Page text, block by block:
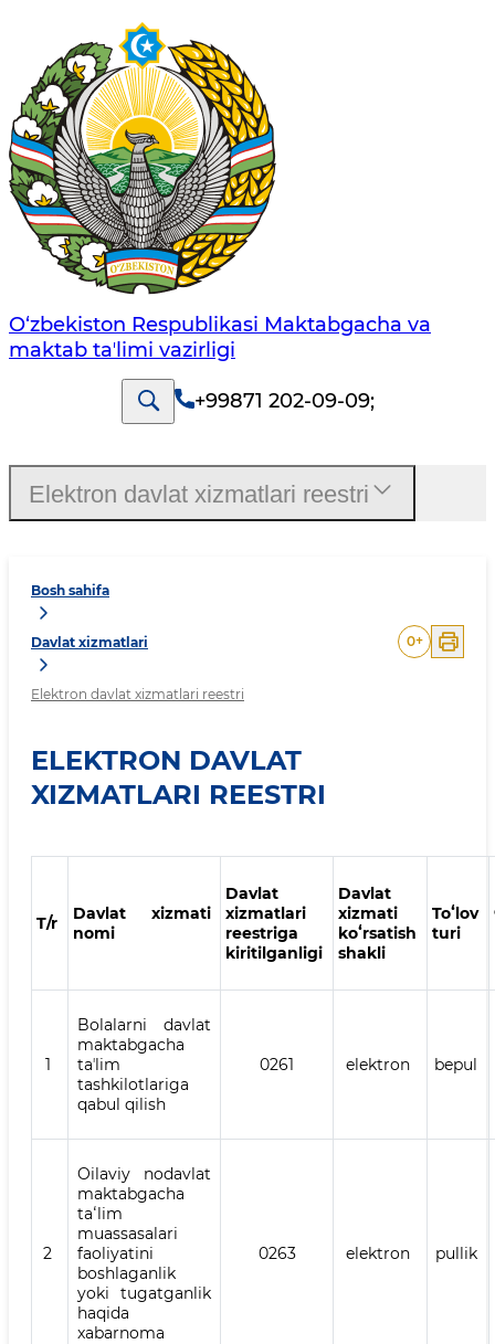
O‘zbekiston Respublikasi Maktabgacha va
maktab taʼlimi vazirligi
+99871 202-09-09;
Bosh sahifa
Davlat xizmatlari
Elektron davlat xizmatlari reestri
0+
ELEKTRON DAVLAT
XIZMATLARI REESTRI
T/r
Davlat xizmati
nomi
Davlat
xizmatlari
reestriga
kiritilganligi
Davlat
xizmati
koʻrsatish
shakli
Toʻlov
turi
1
Bolalarni davlat
maktabgacha
taʼlim
tashkilotlariga
qabul qilish
0261 elektron bepul
2
Oilaviy nodavlat
maktabgacha
taʻlim
muassasalari
faoliyatini
boshlaganlik
yoki tugatganlik
haqida
xabarnoma
0263 elektron pullik
Elektron davlat xizmatlari reestri